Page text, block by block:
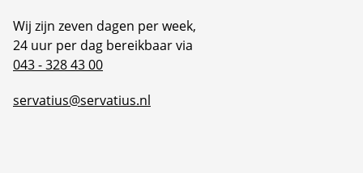
Wij zijn zeven dagen per week,
24 uur per dag bereikbaar via
043 - 328 43 00
servatius@servatius.nl